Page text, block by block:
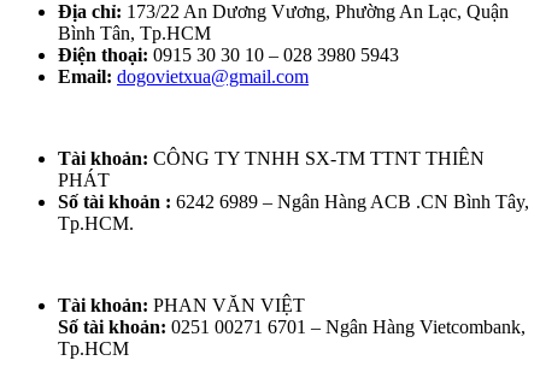
Địa chỉ: 173/22 An Dương Vương, Phường An Lạc, Quận
Bình Tân, Tp.HCM
Điện thoại: 0915 30 30 10 – 028 3980 5943
Email: dogovietxua@gmail.com
Tài khoản: CÔNG TY TNHH SX-TM TTNT THIÊN
PHÁT
Số tài khoản : 6242 6989 – Ngân Hàng ACB .CN Bình Tây,
Tp.HCM.
Tài khoản: PHAN VĂN VIỆT
Số tài khoản: 0251 00271 6701 – Ngân Hàng Vietcombank,
Tp.HCM